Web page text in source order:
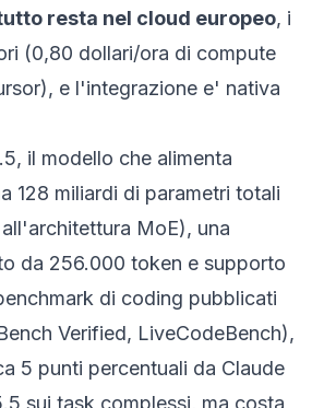
resta nel cloud europeo, i
(0,80 dollari/ora di compute
e l'integrazione e' nativa
il modello che alimenta
128 miliardi di parametri totali
MoE), una
da 256.000 token e supporto
di coding pubblicati
Verified, LiveCodeBench),
5 punti percentuali da Claude
sui task complessi, ma costa